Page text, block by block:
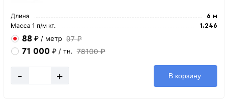
Длина 6 м
Масса 1 п/м кг. 1.246
88 ₽ / метр 97 ₽
71 000 ₽ / тн. 78100 ₽
- + В корзину